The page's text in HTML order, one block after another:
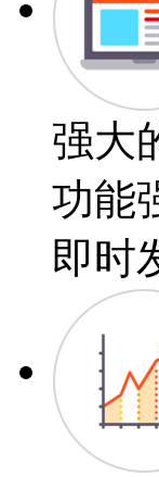
强大
功能
即时